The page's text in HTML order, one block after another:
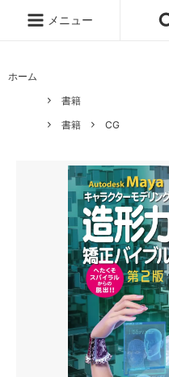
メニュー
ホーム
書籍
書籍
CG